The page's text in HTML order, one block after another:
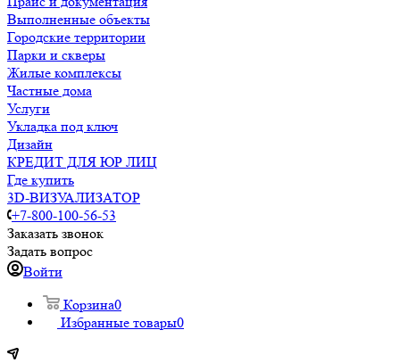
Выполненные объекты
Городские территории
Парки и скверы
Жилые комплексы
Частные дома
Услуги
Укладка под ключ
Дизайн
КРЕДИТ ДЛЯ ЮР ЛИЦ
Где купить
3D-ВИЗУАЛИЗАТОР
+7-800-100-56-53
Заказать звонок
Задать вопрос
Войти
Корзина0
Избранные товары0